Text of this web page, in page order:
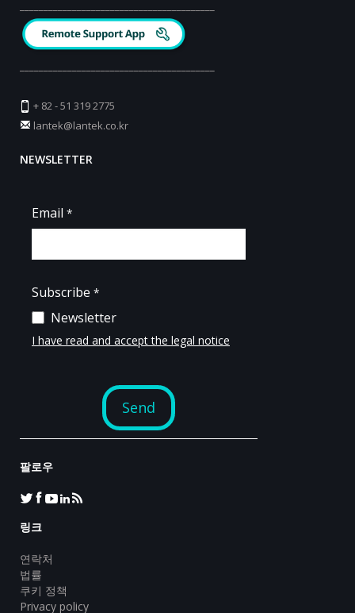
+ 82 - 51 319 2775
lantek@lantek.co.kr
NEWSLETTER
팔로우
링크
연락처
법률
쿠키 정책
Privacy policy